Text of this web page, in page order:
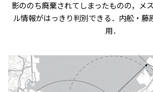
影ののち廃棄されてしまったものの，メ
ル情報がはっきり判別できる．内舩・藤
用．